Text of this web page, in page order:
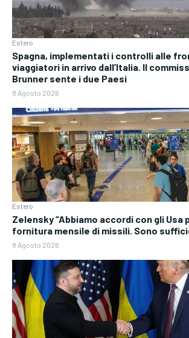
Estero
Spagna, implementati i controlli alle
viaggiatori in arrivo dall’Italia. Il
Brunner sente i due Paesi
8 Agosto 2026
Estero
Zelensky “Abbiamo accordi con gli Usa
fornitura mensile di missili. Sono
8 Agosto 2026